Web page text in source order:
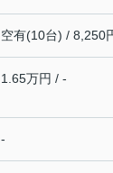
空有(10台) / 8,250
1.65万円 / -
-